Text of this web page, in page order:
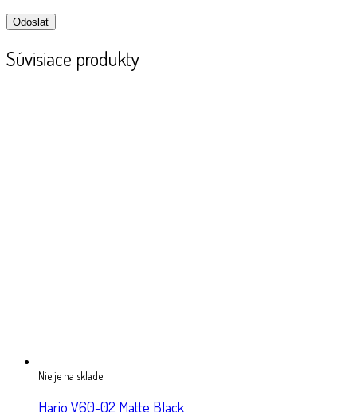
Súvisiace produkty
Nie je na sklade
Hario V60-02 Matte Black